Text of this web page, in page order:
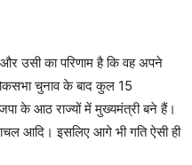
उसी का परिणाम है कि वह अपने
चुनाव के बाद कुल 15
के आठ राज्यों में मुख्यमंत्री बने हैं।
आदि। इसलिए आगे भी गति ऐसी ही